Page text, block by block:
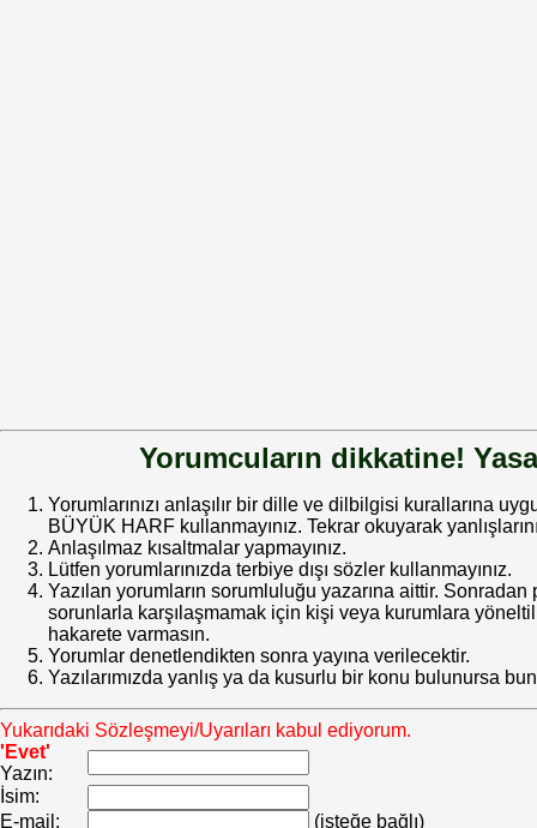
Yorumcuların dikkatine!
Yorumlarınızı anlaşılır bir dille ve dilbilgisi kurallarına
BÜYÜK HARF kullanmayınız. Tekrar okuyarak
Anlaşılmaz kısaltmalar yapmayınız.
Lütfen yorumlarınızda terbiye dışı sözler kullanmayınız.
Yazılan yorumların sorumluluğu yazarına aittir.
sorunlarla karşılaşmamak için kişi veya kurumlara
hakarete varmasın.
Yorumlar denetlendikten sonra yayına verilecektir.
Yazılarımızda yanlış ya da kusurlu bir konu bulunursa
Yukarıdaki Sözleşmeyi/Uyarıları kabul ediyorum.
'Evet'
Yazın:
İsim:
E-mail:
(isteğe bağlı)